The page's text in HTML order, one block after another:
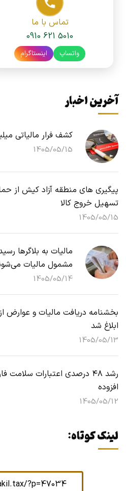
تماس با ما
0910 621 5010
واتساپ اینستاگرام
آخرین اخبار
کشف فرار مالیاتی
1405/05/15
پیگیری های منطقه آزاد کیش از
تسهیل خروج کالا
1405/05/15
مالیات به بلاگرها
مشمول مالیات
1405/05/14
بخشنامه دریافت مالیات و عوارض
ابلاغ شد
1405/05/13
رشد ۴۸ درصدی اعتبارات
افزوده
1405/05/12
لینک کوتاه:
?p=47034